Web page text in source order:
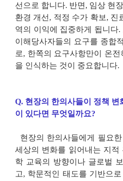
선으로 합니다. 반면, 임상 현
환경 개선, 적정 수가 확보, 진
역의 이익에 집중하게 됩니다.
이해당사자들의 요구를 종합
로, 한쪽의 요구사항만이 온
을 인식하는 것이 중요합니다.
Q. 현장의 한의사들이 정책 변
이 있다면 무엇일까요?
현장의 한의사들에게 필요
세상의 변화를 읽어내는 지적
학 교육의 방향이나 글로벌
고, 학문적인 태도를 기반으